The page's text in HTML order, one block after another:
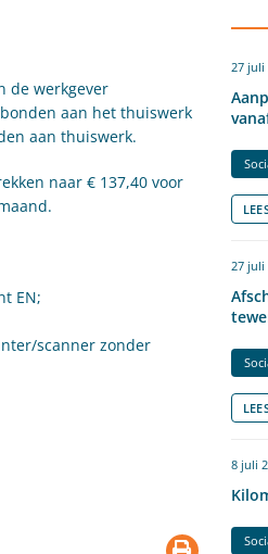
de werkgever
aan het thuiswerk
aan thuiswerk.
naar € 137,40 voor
EN;
scanner zonder
27 juli
27 juli
8 juli